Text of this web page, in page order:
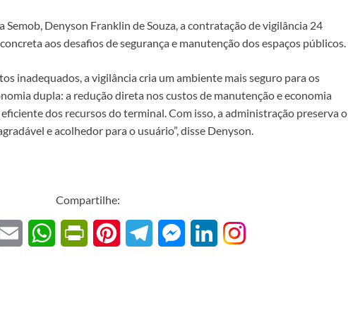
Semob, Denyson Franklin de Souza, a contratação de vigilância 24
aos desafios de segurança e manutenção dos espaços públicos.
inadequados, a vigilância cria um ambiente mais seguro para os
dupla: a redução direta nos custos de manutenção e economia
dos recursos do terminal. Com isso, a administração preserva o
e acolhedor para o usuário”, disse Denyson.
Compartilhe:
W